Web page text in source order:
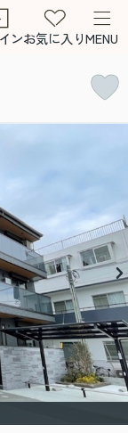
ンお気に入りMENU